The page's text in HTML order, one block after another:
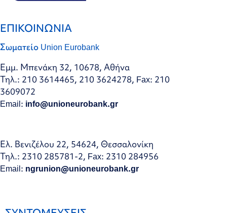
ΕΠΙΚΟΙΝΩΝΙΑ
Σωματείο Union Eurobank
Εμμ. Μπενάκη 32, 10678, Αθήνα
Τηλ.: 210 3614465, 210 3624278, Fax: 210
3609072
Email: info@unioneurobank.gr
Ελ. Βενιζέλου 22, 54624, Θεσσαλονίκη
Τηλ.: 2310 285781-2, Fax: 2310 284956
Email: ngrunion@unioneurobank.gr